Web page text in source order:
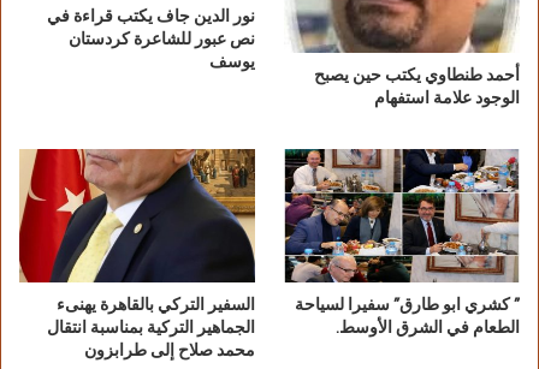
أحمد طنطاوي يكتب حين يصبح
الوجود علامة استفهام
نور الدين جاف يكتب قراءة في
نص عبور للشاعرة كردستان
يوسف
” كشري ابو طارق” سفيرا لسياحة
الطعام في الشرق الأوسط.
السفير التركي بالقاهرة يهنىء
الجماهير التركية بمناسبة انتقال
محمد صلاح إلى طرابزون